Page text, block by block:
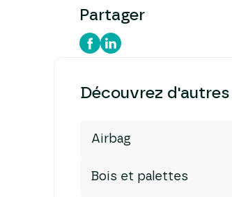
Partager
Découvrez
Airbag
Bois et palettes